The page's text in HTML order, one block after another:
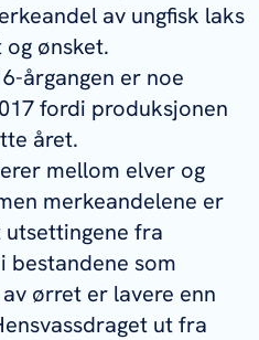
av ungfisk laks
ønsket.
årgangen er noe
fordi produksjonen
året.
mellom elver og
merkeandelene er
utsettingene fra
bestandene som
ørret er lavere enn
ut fra